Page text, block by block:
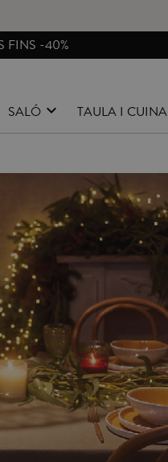
GRATIS A PENÍNSULA
SALÓ TAULA I CUINA